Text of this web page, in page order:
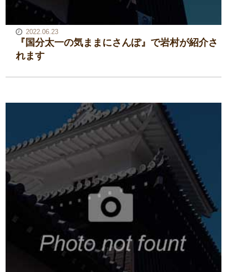
2022.06.23
『国分太一の気ままにさんぽ』で岩村が紹介さ
れます